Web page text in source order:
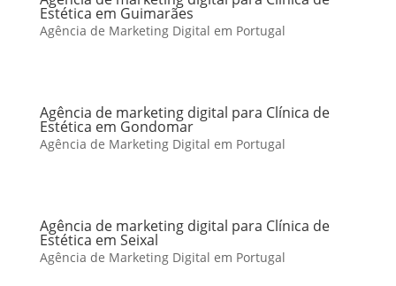
Estética em Guimarães
Agência de Marketing Digital em Portugal
Agência de marketing digital para Clínica de
Estética em Gondomar
Agência de Marketing Digital em Portugal
Agência de marketing digital para Clínica de
Estética em Seixal
Agência de Marketing Digital em Portugal